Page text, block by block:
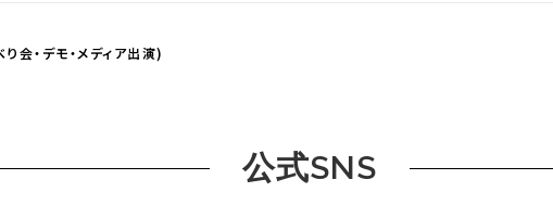
会・デモ・メディア出演)
公式SNS